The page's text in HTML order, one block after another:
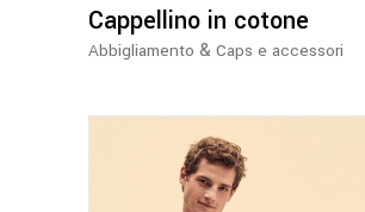
possono
essere
Cappellino in cotone
Abbigliamento & Caps e accessori